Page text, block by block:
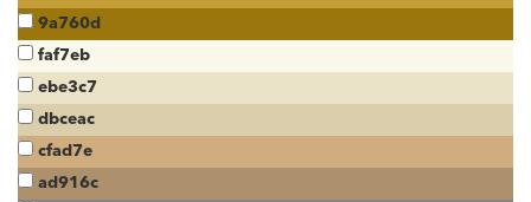
9a760d
faf7eb
ebe3c7
dbceac
cfad7e
ad916c